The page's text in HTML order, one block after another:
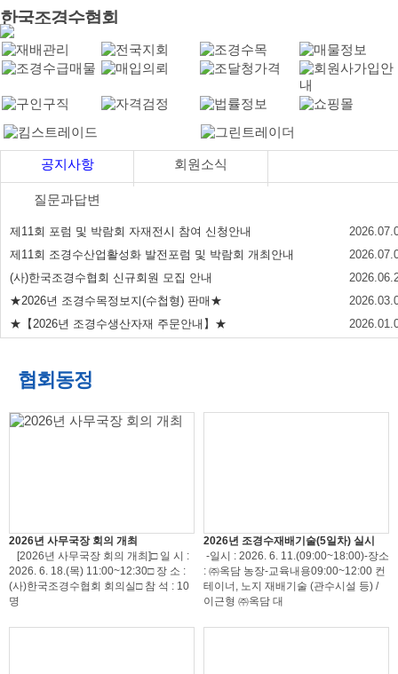
한국조경수협회
공지사항 회원소식
질문과답변
제11회 포럼 및 박람회 자재전시 참여 신청안내
제11회 조경수산업활성화 발전포럼 및 박람회 개최안내
(사)한국조경수협회 신규회원 모집 안내
★2026년 조경수목정보지(수첩형) 판매★
★【2026년 조경수생산자재 주문안내】★
협회동정
2026년 사무국장 회의 개최
[2026년 사무국장 회의 개최]□ 일 시 :
2026. 6. 18.(목) 11:00~12:30□ 장 소 :
(사)한국조경수협회 회의실□ 참 석 : 10
명
2026년 조경수재배기술(5일차) 실시
-일시 : 2026. 6. 11.(09:00~18:00)-장소
: ㈜옥담 농장-교육내용09:00~12:00 컨
테이너, 노지 재배기술 (관수시설 등) /
이근형 ㈜옥담 대